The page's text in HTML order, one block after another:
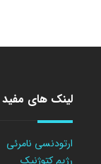
لینک های مفید
ارتودنسی نامرئی
رژیم کتوژنیک